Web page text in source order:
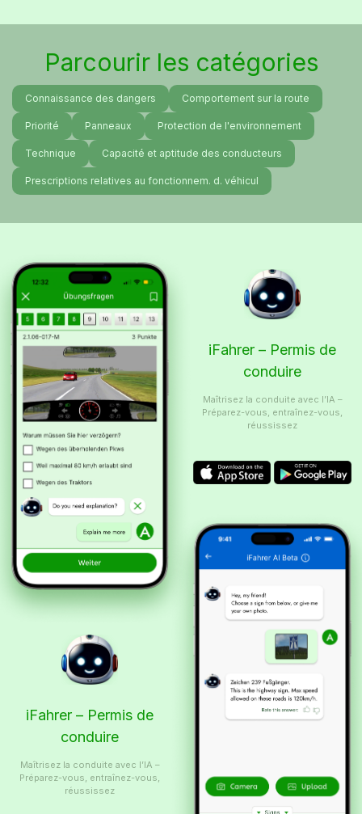
Parcourir les catégories
Connaissance des dangers Comportement sur la route
Priorité Panneaux Protection de l'environnement
Technique Capacité et aptitude des conducteurs
Prescriptions relatives au fonctionnem. d. véhicul
iFahrer – Permis de
conduire
Maîtrisez la conduite avec l’IA –
Préparez-vous, entraînez-vous,
réussissez
iFahrer – Permis de
conduire
Maîtrisez la conduite avec l’IA –
Préparez-vous, entraînez-vous,
réussissez